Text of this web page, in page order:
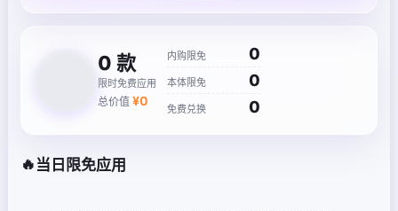
0 款
限时免费应用
总价值 ¥0
内购限免 0
本体限免 0
免费兑换 0
🔥 当日限免应用